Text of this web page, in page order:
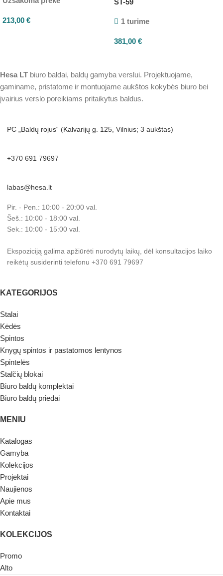
213,00 €
ST-59
1 turime
381,00 €
Hesa LT biuro baldai, baldų gamyba verslui. Projektuojame,
gaminame, pristatome ir montuojame aukštos kokybės biuro bei
įvairius verslo poreikiams pritaikytus baldus.
PC „Baldų rojus“ (Kalvarijų g. 125, Vilnius; 3 aukštas)
+370 691 79697
labas@hesa.lt
Pir. - Pen.: 10:00 - 20:00 val.
Šeš.: 10:00 - 18:00 val.
Sek.: 10:00 - 15:00 val.
Ekspoziciją galima apžiūrėti nurodytų laikų, dėl konsultacijos laiko
reikėtų susiderinti telefonu +370 691 79697
KATEGORIJOS
Stalai
Kėdės
Spintos
Knygų spintos ir pastatomos lentynos
Spintelės
Stalčių blokai
Biuro baldų komplektai
Biuro baldų priedai
MENIU
Katalogas
Gamyba
Kolekcijos
Projektai
Naujienos
Apie mus
Kontaktai
KOLEKCIJOS
Promo
Alto